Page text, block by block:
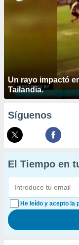
Un rayo impactó
Tailandia.
Síguenos
El Tiempo en
He leído y acepto la